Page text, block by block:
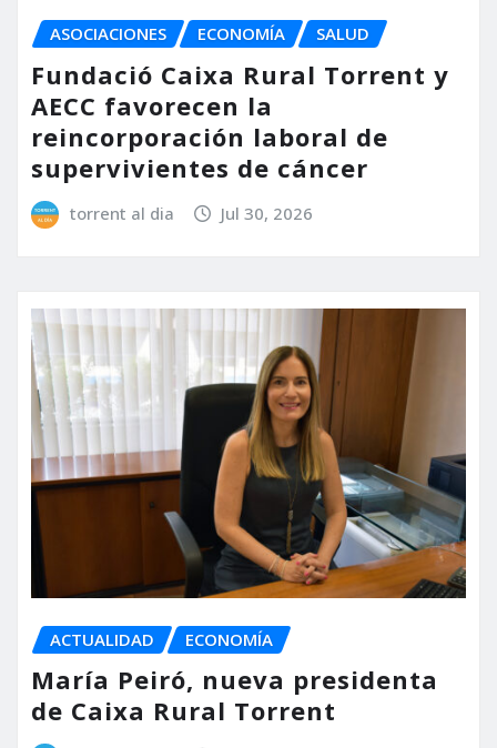
ASOCIACIONES ECONOMÍA SALUD
Fundació Caixa Rural Torrent y
AECC favorecen la
reincorporación laboral de
supervivientes de cáncer
torrent al dia Jul 30, 2026
ACTUALIDAD ECONOMÍA
María Peiró, nueva presidenta
de Caixa Rural Torrent